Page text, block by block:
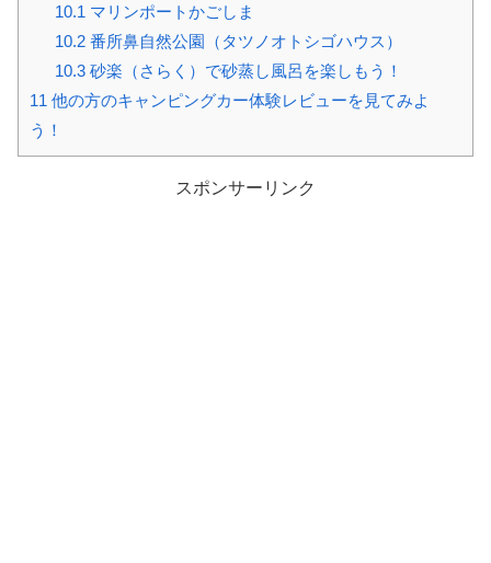
10.1 マリンポートかごしま
10.2番所鼻自然公園（タツノオトシゴハウス）
10.3砂楽（さらく）で砂蒸し風呂を楽しもう！
11 他の方のキャンピングカー体験レビューを見てみよ
う！
スポンサーリンク